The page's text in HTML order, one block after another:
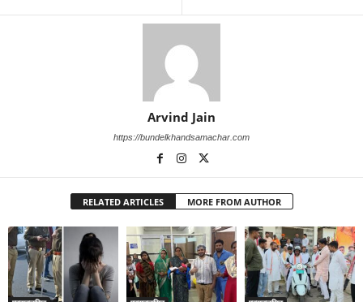
Arvind Jain
https://bundelkhandsamachar.com
RELATED ARTICLES MORE FROM AUTHOR